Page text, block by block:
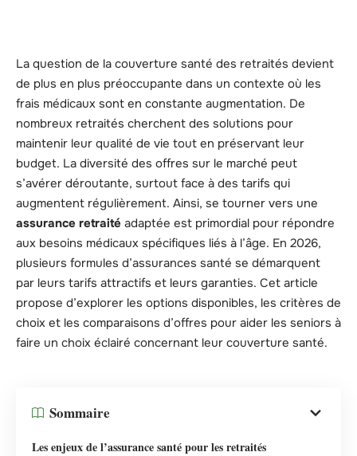
La question de la couverture santé des retraités devient
de plus en plus préoccupante dans un contexte où les
frais médicaux sont en constante augmentation. De
nombreux retraités cherchent des solutions pour
maintenir leur qualité de vie tout en préservant leur
budget. La diversité des offres sur le marché peut
s’avérer déroutante, surtout face à des tarifs qui
augmentent régulièrement. Ainsi, se tourner vers une
assurance retraité adaptée est primordial pour répondre
aux besoins médicaux spécifiques liés à l’âge. En 2026,
plusieurs formules d’assurances santé se démarquent
par leurs tarifs attractifs et leurs garanties. Cet article
propose d’explorer les options disponibles, les critères de
choix et les comparaisons d’offres pour aider les seniors à
faire un choix éclairé concernant leur couverture santé.
Sommaire
Les enjeux de l’assurance santé pour les retraités